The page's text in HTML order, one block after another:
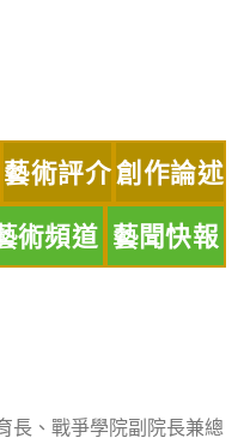
藝術評介創作論述
術頻道 藝聞快報
長、戰爭學院副院長兼總